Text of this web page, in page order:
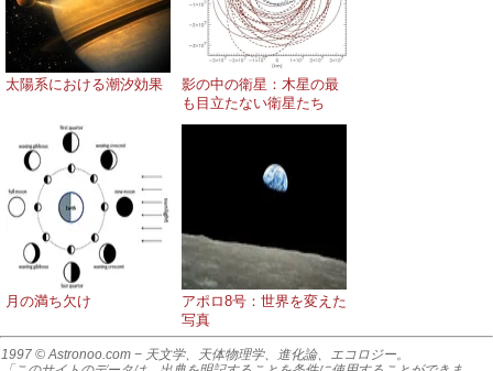
太陽系における潮汐効果
影の中の衛星：木星の最
も目立たない衛星たち
月の満ち欠け
アポロ8号：世界を変えた
写真
1997 © Astronoo.com − 天文学、天体物理学、進化論、エコロジー。